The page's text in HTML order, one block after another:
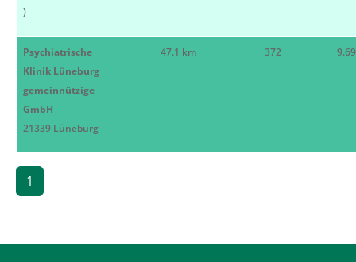
)
Psychiatrische
Klinik Lüneburg
gemeinnützige
GmbH
21339 Lüneburg
47.1 km 372
1